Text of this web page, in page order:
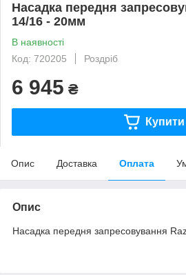
Насадка передня
14/16 - 20мм
В наявності
Код: 720205
Роздріб
6 945 ₴
Купити
Опис Доставка Оплата
Опис
Насадка передня запресовування